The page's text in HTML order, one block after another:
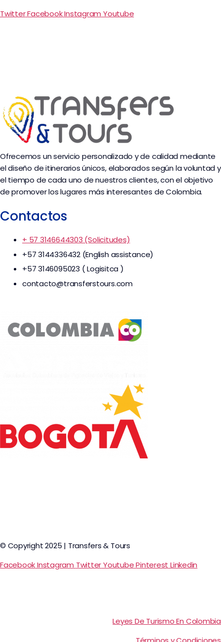
TwitterFacebookInstagram Youtube
Ofrecemos un servicio personalizado y de calidad mediante
el diseño de itinerarios únicos, elaborados según la voluntad y
el tiempo de cada uno de nuestros clientes, con el objetivo
de promover los lugares más interesantes de Colombia.
Contactos
+ 57 3146644303 (Solicitudes)
+57 3144336432 (English assistance)
+57 3146095023 ( Logisitca )
contacto@transferstours.com
© Copyright 2025 | Transfers & Tours
FacebookInstagram TwitterYoutubePinterest Linkedin
Leyes De Turismo En Colombia